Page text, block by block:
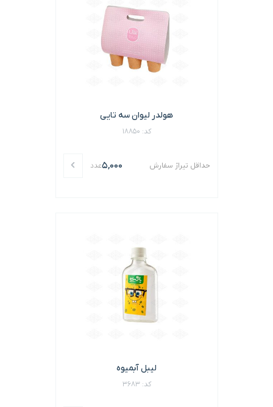
هولدر لیوان سه تایی
کد: 18850
حداقل تیراژ سفارش 5,000عدد
لیبل آبمیوه
کد: 3683